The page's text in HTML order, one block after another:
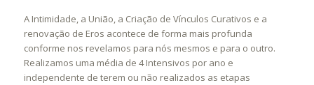
A Intimidade, a União, a Criação de Vínculos Curativos e a
renovação de Eros acontece de forma mais profunda
conforme nos revelamos para nós mesmos e para o outro.
Realizamos uma média de 4 Intensivos por ano e
independente de terem ou não realizados as etapas